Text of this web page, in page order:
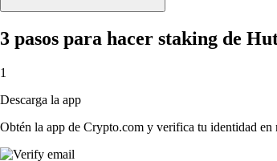
3 pasos para hacer staking de
1
Descarga la app
Obtén la app de Crypto.com y verifica tu identidad en